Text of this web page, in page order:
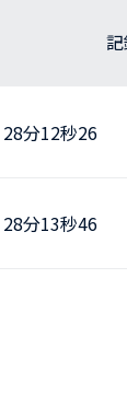
28分12秒26
28分13秒46